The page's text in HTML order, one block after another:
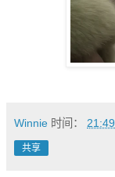
Winnie 时间： 21:49
共享